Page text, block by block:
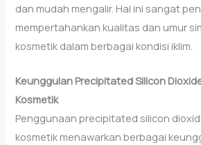
dan mudah mengalir. Hal ini sangat
mempertahankan kualitas dan umur
kosmetik dalam berbagai kondisi iklim.
Keunggulan Precipitated Silicon
Kosmetik
Penggunaan precipitated silicon
kosmetik menawarkan berbagai